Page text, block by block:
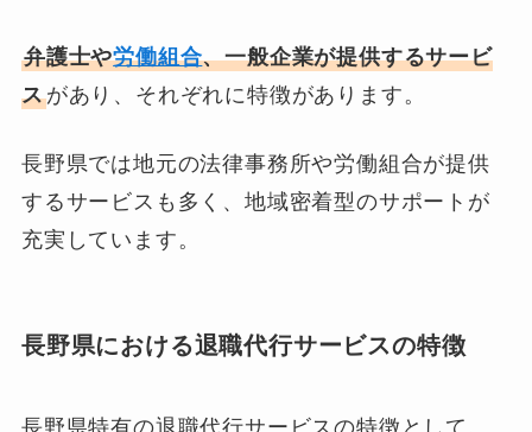
弁護士や労働組合、一般企業が提供するサービ
スがあり、それぞれに特徴があります。
長野県では地元の法律事務所や労働組合が提供
するサービスも多く、地域密着型のサポートが
充実しています。
長野県における退職代行サービスの特徴
長野県特有の退職代行サービスの特徴として、